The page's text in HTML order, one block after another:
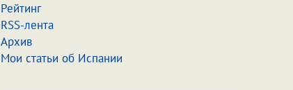
Рейтинг
RSS-лента
Архив
Мои статьи об Испании